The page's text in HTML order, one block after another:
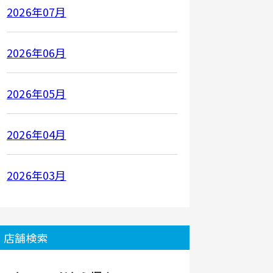
2026年07月
2026年06月
2026年05月
2026年04月
2026年03月
店舗検索